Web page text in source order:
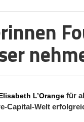
L’Orangefür
Capital-Welt